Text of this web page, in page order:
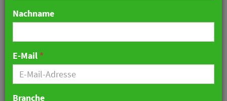
Ausstellung "Puresgold"
im Hotel de Rome
12. Oktober 2022 11:48 Uhr| Hotellerie
Nachname
E-Mail *
Branche